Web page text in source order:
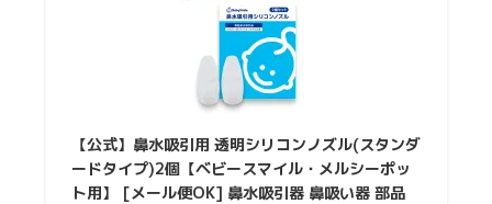
【公式】鼻水吸引用 透明シリコンノズル(スタンダ
ードタイプ)2個【ベビースマイル・メルシーポッ
ト用】 [メール便OK] 鼻水吸引器 鼻吸い器 部品